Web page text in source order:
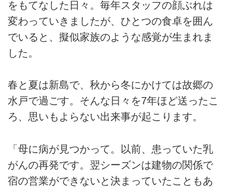
をもてなした日々。毎年スタッフの顔ぶれは
変わっていきましたが、ひとつの食卓を囲ん
でいると、擬似家族のような感覚が生まれま
した。
春と夏は新島で、秋から冬にかけては故郷の
水戸で過ごす。そんな日々を7年ほど送ったこ
ろ、思いもよらない出来事が起こります。
「母に病が見つかって。以前、患っていた乳
がんの再発です。翌シーズンは建物の関係で
宿の営業ができないと決まっていたこともあ